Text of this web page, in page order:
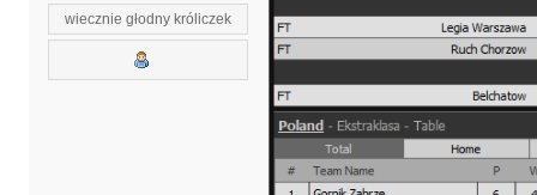
wiecznie głodny króliczek